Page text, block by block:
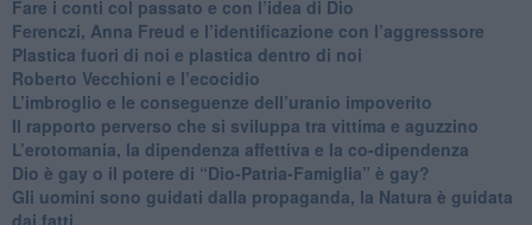
​Fare i conti col passato e con l’idea di Dio
​Ferenczi, Anna Freud e l’identificazione con l’aggresssore
Plastica fuori di noi e plastica dentro di noi
​Roberto Vecchioni e l’ecocidio
​L’imbroglio e le conseguenze dell’uranio impoverito
​Il rapporto perverso che si sviluppa tra vittima e aguzzino
L’erotomania, la dipendenza affettiva e la co-dipendenza
​Dio è gay o il potere di “Dio-Patria-Famiglia” è gay?
​Gli uomini sono guidati dalla propaganda, la Natura è guidata
dai fatti